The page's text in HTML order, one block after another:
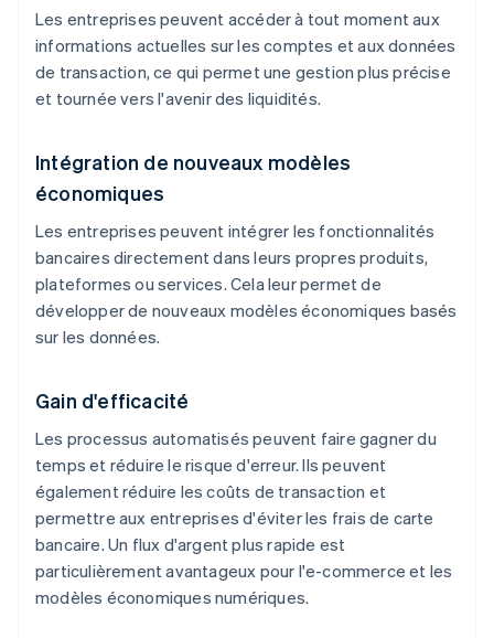
Les entreprises peuvent accéder à tout moment aux
informations actuelles sur les comptes et aux données
de transaction, ce qui permet une gestion plus précise
et tournée vers l'avenir des liquidités.
Intégration de nouveaux modèles
économiques
Les entreprises peuvent intégrer les fonctionnalités
bancaires directement dans leurs propres produits,
plateformes ou services. Cela leur permet de
développer de nouveaux modèles économiques basés
sur les données.
Gain d'efficacité
Les processus automatisés peuvent faire gagner du
temps et réduire le risque d'erreur. Ils peuvent
également réduire les coûts de transaction et
permettre aux entreprises d'éviter les frais de carte
bancaire. Un flux d'argent plus rapide est
particulièrement avantageux pour l'e-commerce et les
modèles économiques numériques.